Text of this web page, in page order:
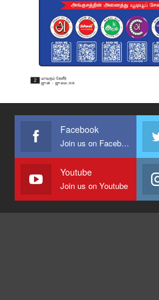
Facebook
Join us on Facebook
Youtube
Join us on Youtube